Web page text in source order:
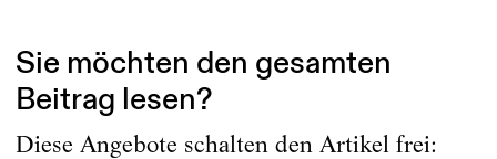
Sie möchten den gesamten
Beitrag lesen?
Diese Angebote schalten den Artikel frei: